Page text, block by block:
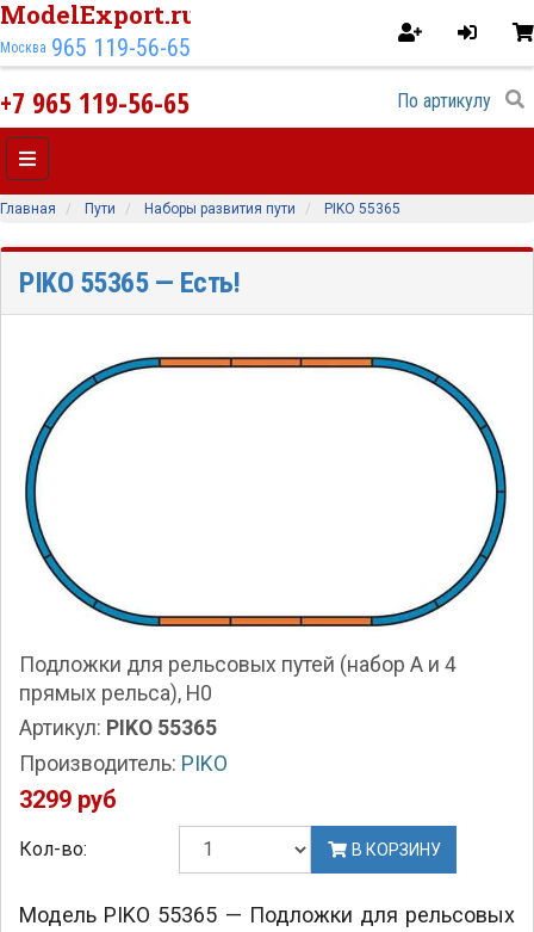
ModelExport.ru
Москва 965 119-56-65
+7 965 119-56-65
Главная Пути Наборы развития пути PIKO 55365
PIKO 55365 — Есть!
Подложки для рельсовых путей (набор А и 4
прямых рельса), H0
Артикул: PIKO 55365
Производитель: PIKO
3299 руб
Кол-во: В КОРЗИНУ
Модель PIKO 55365 — Подложки для рельсовых